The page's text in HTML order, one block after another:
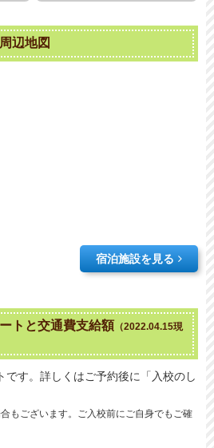
辺地図
宿泊施設を見る
トと交通費支給額 （2022.04.15現
です。詳しくはご予約後に「入校のし
もございます。ご入校前にご自身でもご確